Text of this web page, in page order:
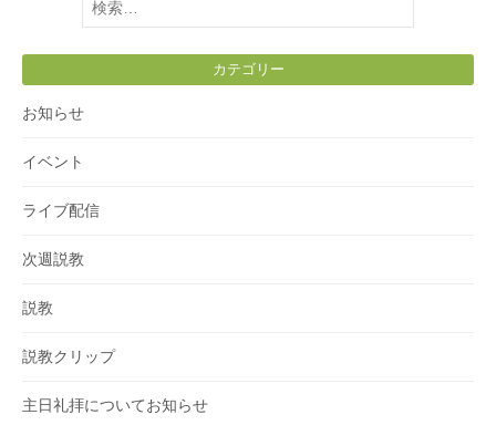
索:
カテゴリー
お知らせ
イベント
ライブ配信
次週説教
説教
説教クリップ
主日礼拝についてお知らせ